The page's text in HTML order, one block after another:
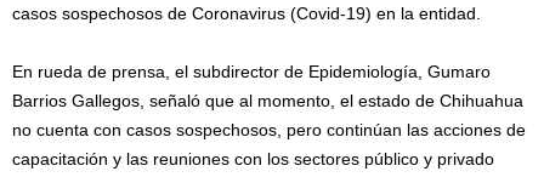
casos sospechosos de Coronavirus (Covid-19) en la entidad.
En rueda de prensa, el subdirector de Epidemiología, Gumaro
Barrios Gallegos, señaló que al momento, el estado de Chihuahua
no cuenta con casos sospechosos, pero continúan las acciones de
capacitación y las reuniones con los sectores público y privado